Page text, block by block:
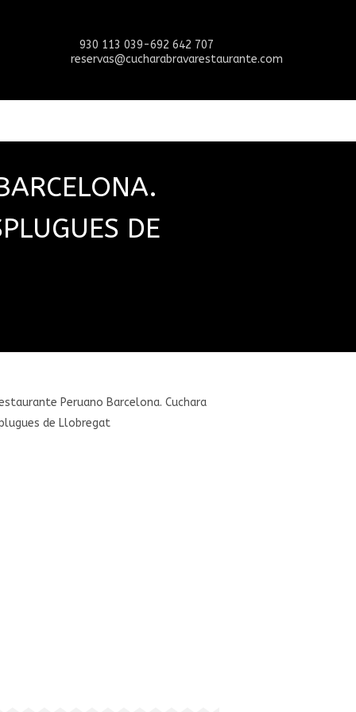
930 113 039-692 642 707
reservas@cucharabravarestaurante.com
DE
Peruano Barcelona. Cuchara
de Llobregat